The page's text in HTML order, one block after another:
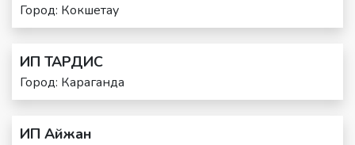
Город: Кокшетау
ИП ТАРДИС
Город: Караганда
ИП Айжан